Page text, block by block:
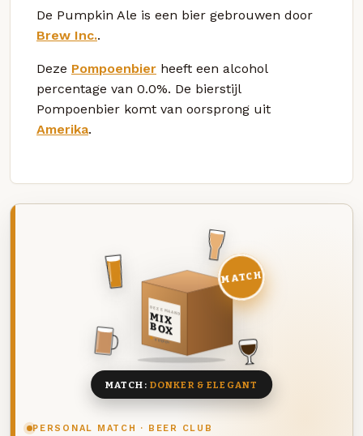
De Pumpkin Ale is een bier gebrouwen door
Brew Inc..
Deze Pompoenbier heeft een alcohol
percentage van 0.0%. De bierstijl
Pompoenbier komt van oorsprong uit
Amerika.
PERSONAL MATCH · BEER CLUB
DEZE MAAND
MIX
BOX
8 BIEREN
MATCH
MATCH: DONKER & ELEGANT